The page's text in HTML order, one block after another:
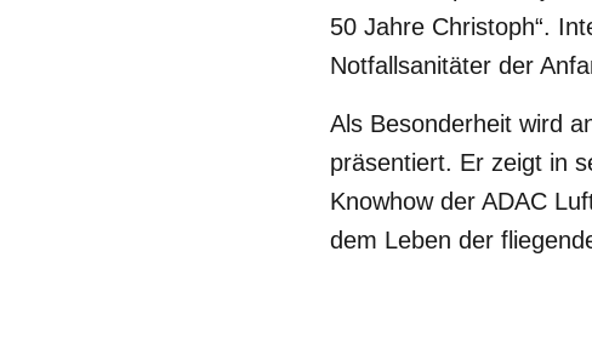
50 Jahre Christoph“.
Notfallsanitäter der
Als Besonderheit wird
präsentiert. Er zeigt in
Knowhow der ADAC
dem Leben der